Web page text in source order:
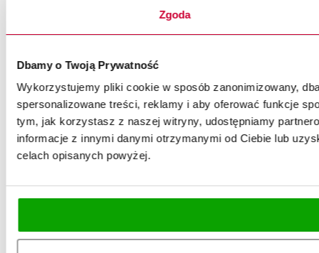
Zgoda
Dbamy o Twoją Prywatność
Wykorzystujemy pliki cookie w sposób zanonimizowany,
spersonalizowane treści, reklamy i aby oferować funkcje
tym, jak korzystasz z naszej witryny, udostępniamy
informacje z innymi danymi otrzymanymi od Ciebie lub
celach opisanych powyżej.